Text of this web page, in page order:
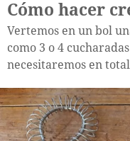
Cómo hacer
Vertemos en un bol
como 3 o 4
necesitaremos en